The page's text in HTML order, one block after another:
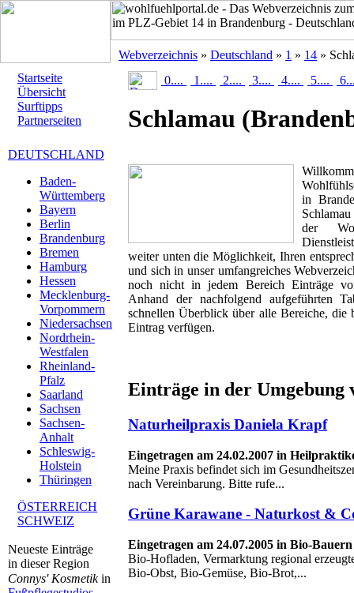
Webverzeichnis » Deutschland » 1 » 14 »
Startseite
Übersicht
Surftipps
Partnerseiten
DEUTSCHLAND
Baden-
Württemberg
Bayern
Berlin
Brandenburg
Bremen
Hamburg
Hessen
Mecklenburg-
Vorpommern
Niedersachsen
Nordrhein-
Westfalen
Rheinland-
Pfalz
Saarland
Sachsen
Sachsen-
Anhalt
Schleswig-
Holstein
Thüringen
ÖSTERREICH
SCHWEIZ
Neueste Einträge
in dieser Region
Connys' Kosmetikin
0.... 1.... 2.... 3.... 4.... 5....
Schlamau
in
der
weiter unten die Möglichkeit, Ihren
und sich in unser umfangreiches
noch nicht in jedem Bereich Einträge
Anhand der nachfolgend aufgeführten
schnellen Überblick über alle Bereiche, die
Eintrag verfügen.
Einträge in der Umgebung
Naturheilpraxis Daniela Krapf
Eingetragen am 24.02.2007 in
Meine Praxis befindet sich im
nach Vereinbarung. Bitte rufe...
Grüne Karawane - Naturkost &
Eingetragen am 24.07.2005 in Bio-
Bio-Hofladen, Vermarktung regional
Bio-Obst, Bio-Gemüse, Bio-Brot,...